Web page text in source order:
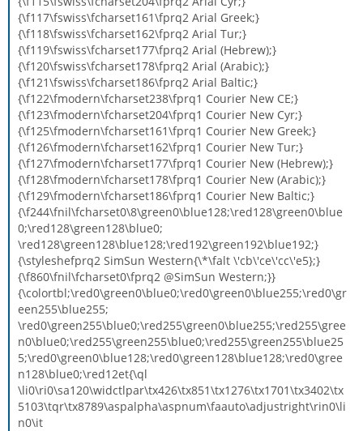
{\f117\fswiss\fcharset161\fprq2 Arial Greek;}
{\f118\fswiss\fcharset162\fprq2 Arial Tur;}
{\f119\fswiss\fcharset177\fprq2 Arial (Hebrew);}
{\f120\fswiss\fcharset178\fprq2 Arial (Arabic);}
{\f121\fswiss\fcharset186\fprq2 Arial Baltic;}
{\f122\fmodern\fcharset238\fprq1 Courier New CE;}
{\f123\fmodern\fcharset204\fprq1 Courier New Cyr;}
{\f125\fmodern\fcharset161\fprq1 Courier New Greek;}
{\f126\fmodern\fcharset162\fprq1 Courier New Tur;}
{\f127\fmodern\fcharset177\fprq1 Courier New (Hebrew);}
{\f128\fmodern\fcharset178\fprq1 Courier New (Arabic);}
{\f129\fmodern\fcharset186\fprq1 Courier New Baltic;}
{\f244\fnil\fcharset0\8\green0\blue128;\red128\green0\blue
0;\red128\green128\blue0;
\red128\green128\blue128;\red192\green192\blue192;}
{\styleshefprq2 SimSun Western{\*\falt \'cb\'ce\'cc\'e5};}
{\f860\fnil\fcharset0\fprq2 @SimSun Western;}}
{\colortbl;\red0\green0\blue0;\red0\green0\blue255;\red0\gr
een255\blue255;
\red0\green255\blue0;\red255\green0\blue255;\red255\gree
n0\blue0;\red255\green255\blue0;\red255\green255\blue25
5;\red0\green0\blue128;\red0\green128\blue128;\red0\gree
n128\blue0;\red12et{\ql
\li0\ri0\sa120\widctlpar\tx426\tx851\tx1276\tx1701\tx3402\tx
5103\tqr\tx8789\aspalpha\aspnum\faauto\adjustright\rin0\li
n0\it